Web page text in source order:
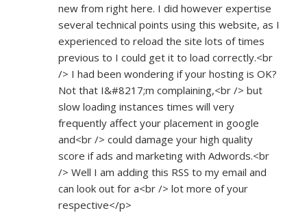
new from right here. I did however expertise
several technical points using this website, as I
experienced to reload the site lots of times
previous to I could get it to load correctly.<br
/> I had been wondering if your hosting is OK?
Not that I&#8217;m complaining,<br /> but
slow loading instances times will very
frequently affect your placement in google
and<br /> could damage your high quality
score if ads and marketing with Adwords.<br
/> Well I am adding this RSS to my email and
can look out for a<br /> lot more of your
respective</p>